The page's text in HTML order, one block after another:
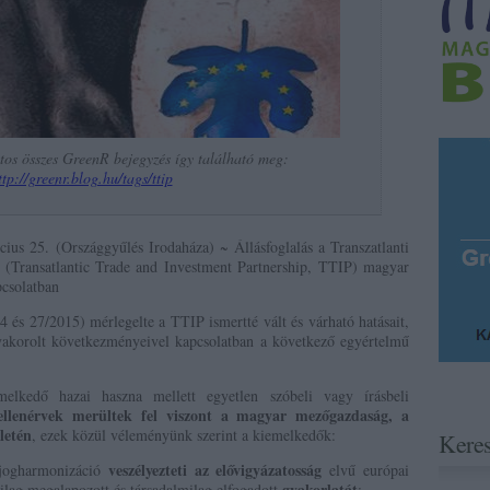
összes GreenR bejegyzés így található meg:
greenr.blog.hu/tags/ttip
25. (Országgyűlés Irodaháza) ~ Állásfoglalás a Transzatlanti
Trade and Investment Partnership, TTIP) magyar
és 27/2015) mérlegelte a TTIP ismertté vált és várható hatásait,
következményeivel kapcsolatban a következő egyértelmű
hazai haszna mellett egyetlen szóbeli vagy írásbeli
merültek fel viszont a magyar mezőgazdaság, a
, ezek közül véleményünk szerint a kiemelkedők:
veszélyezteti az elővigyázatosság elvű európai